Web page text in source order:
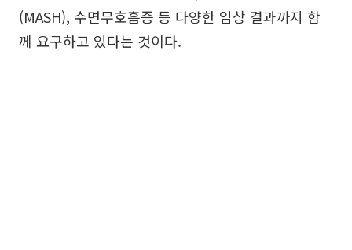
(MASH), 수면무호흡증 등 다양한 임상 결과까지 함
께 요구하고 있다는 것이다.